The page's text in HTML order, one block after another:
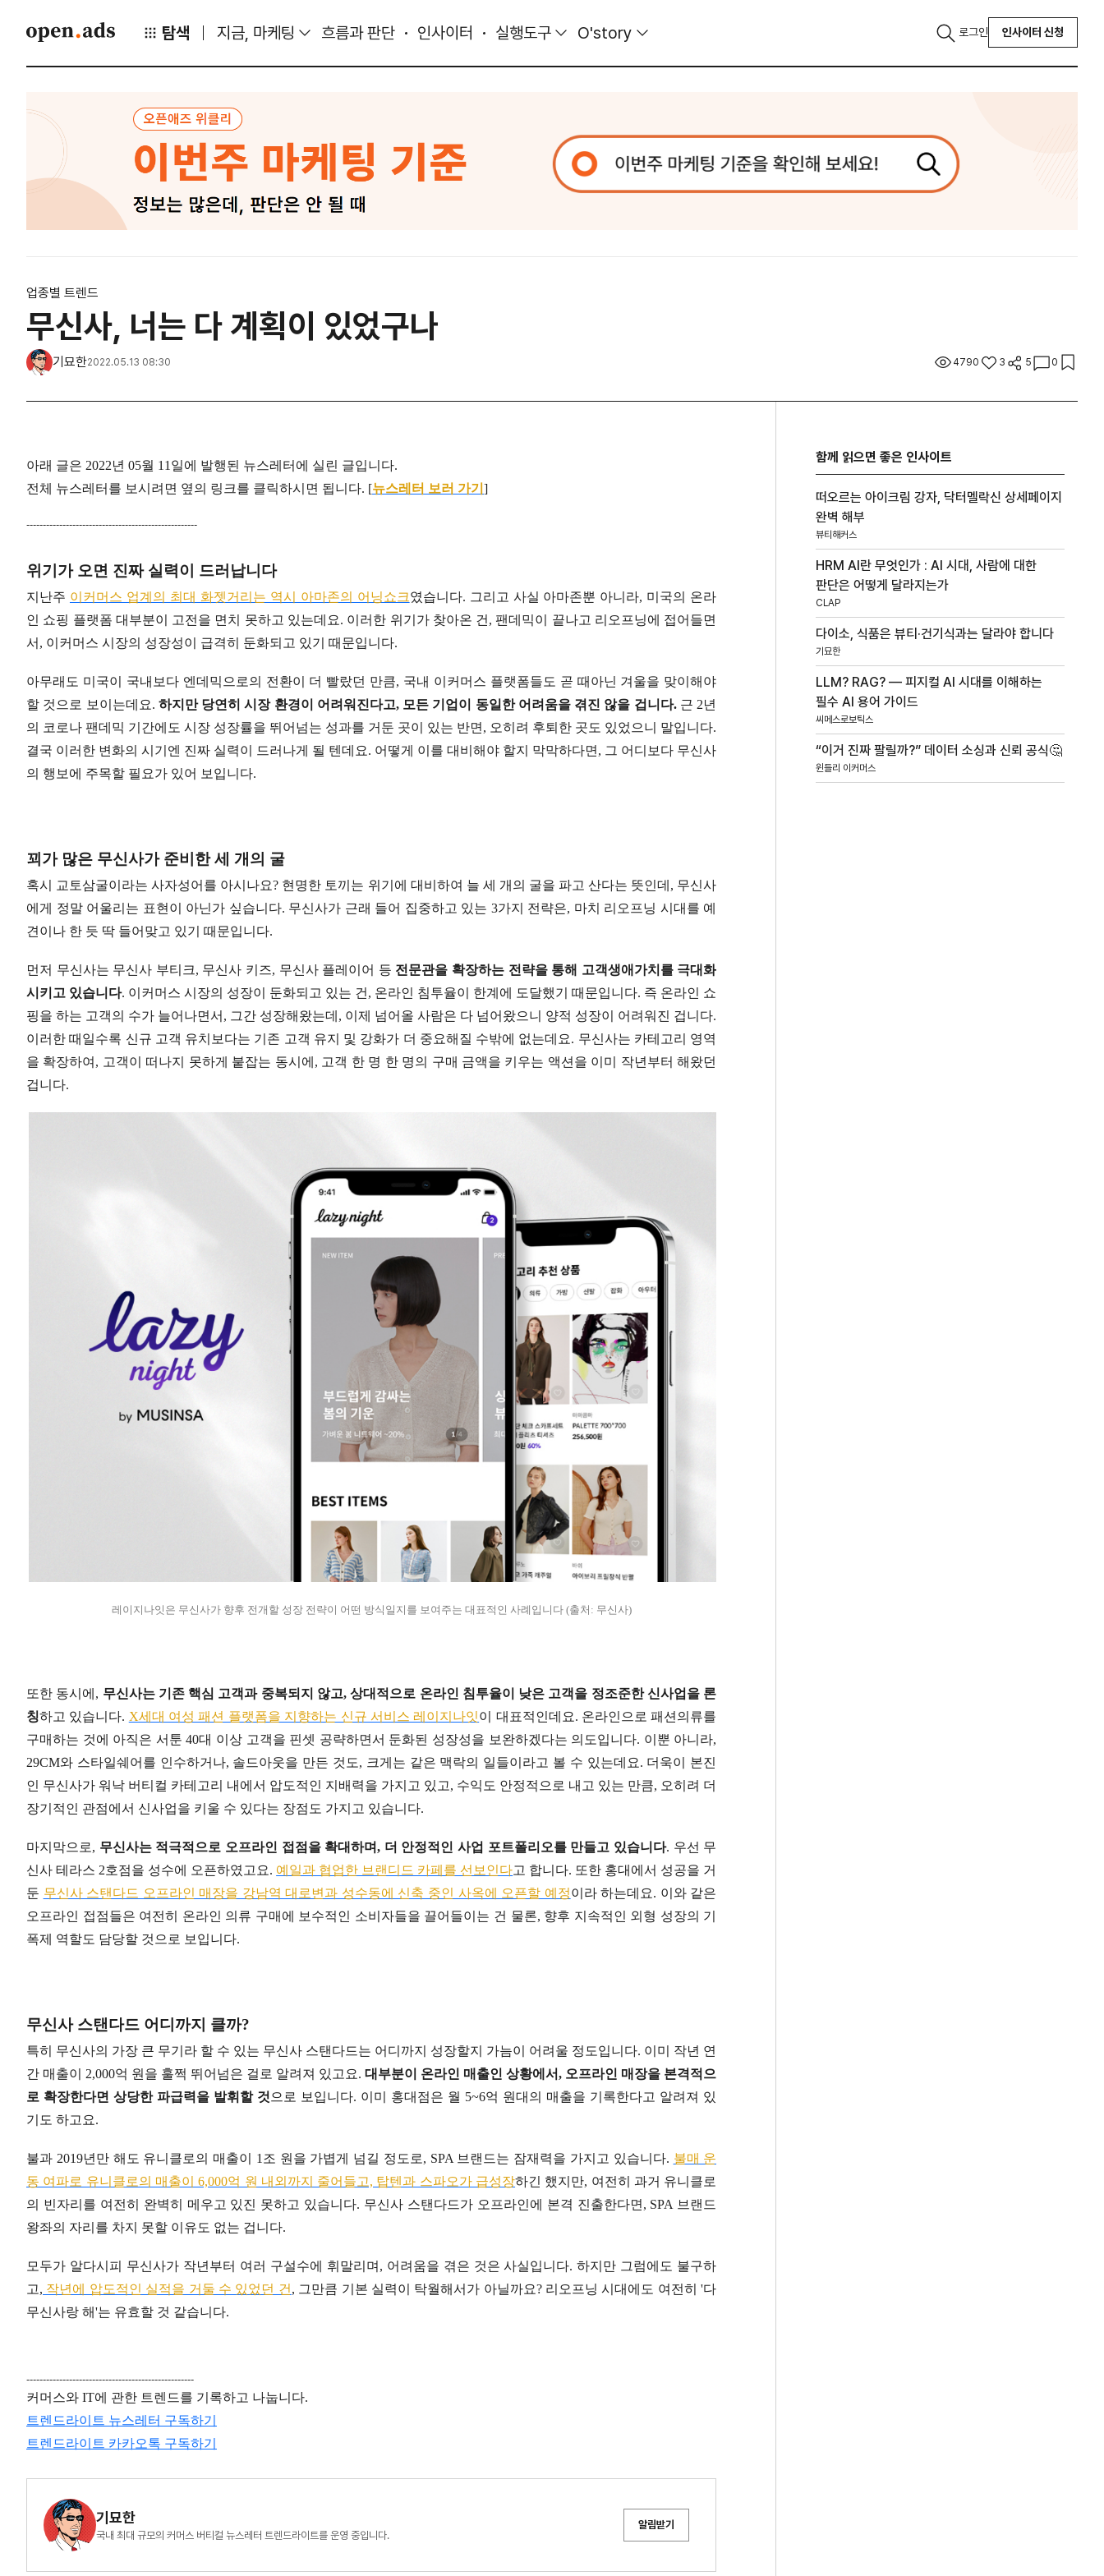
탐색 지금, 마케팅 흐름과 판단 인사이터 실행도구 O'story 로그인 인사이터 신청
업종별 트렌드
무신사, 너는 다 계획이 있었구나
기묘한2022.05.13 08:30 4790 3 5 0
아래 글은 2022년 05월 11일에 발행된 뉴스레터에 실린 글입니다.
전체 뉴스레터를 보시려면 옆의 링크를 클릭하시면 됩니다. [뉴스레터 보러 가기 ]
----------------------------------------------------
위기가 오면 진짜 실력이 드러납니다
지난주 이커머스 업계의 최대 화젯거리는 역시 아마존의 어닝쇼크였습니다. 그리고 사실 아마존뿐 아니라, 미국의 온라
인 쇼핑 플랫폼 대부분이 고전을 면치 못하고 있는데요. 이러한 위기가 찾아온 건, 팬데믹이 끝나고 리오프닝에 접어들면
서, 이커머스 시장의 성장성이 급격히 둔화되고 있기 때문입니다.
아무래도 미국이 국내보다 엔데믹으로의 전환이 더 빨랐던 만큼, 국내 이커머스 플랫폼들도 곧 때아닌 겨울을 맞이해야
할 것으로 보이는데요. 하지만 당연히 시장 환경이 어려워진다고, 모든 기업이 동일한 어려움을 겪진 않을 겁니다.근 2년
의 코로나 팬데믹 기간에도 시장 성장률을 뛰어넘는 성과를 거둔 곳이 있는 반면, 오히려 후퇴한 곳도 있었으니 말입니다.
결국 이러한 변화의 시기엔 진짜 실력이 드러나게 될 텐데요. 어떻게 이를 대비해야 할지 막막하다면, 그 어디보다 무신사
의 행보에 주목할 필요가 있어 보입니다.
꾀가 많은 무신사가 준비한 세 개의 굴
혹시 교토삼굴이라는 사자성어를 아시나요? 현명한 토끼는 위기에 대비하여 늘 세 개의 굴을 파고 산다는 뜻인데, 무신사
에게 정말 어울리는 표현이 아닌가 싶습니다. 무신사가 근래 들어 집중하고 있는 3가지 전략은, 마치 리오프닝 시대를 예
견이나 한 듯 딱 들어맞고 있기 때문입니다.
먼저 무신사는 무신사 부티크, 무신사 키즈, 무신사 플레이어 등 전문관을 확장하는 전략을 통해 고객생애가치를 극대화
시키고 있습니다. 이커머스 시장의 성장이 둔화되고 있는 건, 온라인 침투율이 한계에 도달했기 때문입니다. 즉 온라인 쇼
핑을 하는 고객의 수가 늘어나면서, 그간 성장해왔는데, 이제 넘어올 사람은 다 넘어왔으니 양적 성장이 어려워진 겁니다.
이러한 때일수록 신규 고객 유치보다는 기존 고객 유지 및 강화가 더 중요해질 수밖에 없는데요. 무신사는 카테고리 영역
을 확장하여, 고객이 떠나지 못하게 붙잡는 동시에, 고객 한 명 한 명의 구매 금액을 키우는 액션을 이미 작년부터 해왔던
겁니다.
레이지나잇은 무신사가 향후 전개할 성장 전략이 어떤 방식일지를 보여주는 대표적인 사례입니다 (출처: 무신사)
또한 동시에, 무신사는 기존 핵심 고객과 중복되지 않고, 상대적으로 온라인 침투율이 낮은 고객을 정조준한 신사업을 론
칭하고 있습니다. X세대 여성 패션 플랫폼을 지향하는 신규 서비스 레이지나잇이 대표적인데요. 온라인으로 패션의류를
구매하는 것에 아직은 서툰 40대 이상 고객을 핀셋 공략하면서 둔화된 성장성을 보완하겠다는 의도입니다. 이뿐 아니라,
29CM와 스타일쉐어를 인수하거나, 솔드아웃을 만든 것도, 크게는 같은 맥락의 일들이라고 볼 수 있는데요. 더욱이 본진
인 무신사가 워낙 버티컬 카테고리 내에서 압도적인 지배력을 가지고 있고, 수익도 안정적으로 내고 있는 만큼, 오히려 더
장기적인 관점에서 신사업을 키울 수 있다는 장점도 가지고 있습니다.
마지막으로, 무신사는 적극적으로 오프라인 접점을 확대하며, 더 안정적인 사업 포트폴리오를 만들고 있습니다. 우선 무
신사 테라스 2호점을 성수에 오픈하였고요. 예일과 협업한 브랜디드 카페를 선보인다고 합니다. 또한 홍대에서 성공을 거
둔 무신사 스탠다드 오프라인 매장을 강남역 대로변과 성수동에 신축 중인 사옥에 오픈할 예정이라 하는데요. 이와 같은
오프라인 접점들은 여전히 온라인 의류 구매에 보수적인 소비자들을 끌어들이는 건 물론, 향후 지속적인 외형 성장의 기
폭제 역할도 담당할 것으로 보입니다.
무신사 스탠다드 어디까지 클까?
특히 무신사의 가장 큰 무기라 할 수 있는 무신사 스탠다드는 어디까지 성장할지 가늠이 어려울 정도입니다. 이미 작년 연
간 매출이 2,000억 원을 훌쩍 뛰어넘은 걸로 알려져 있고요.대부분이 온라인 매출인 상황에서, 오프라인 매장을 본격적으
로 확장한다면 상당한 파급력을 발휘할 것으로 보입니다. 이미 홍대점은 월 5~6억 원대의 매출을 기록한다고 알려져 있
기도 하고요.
불과 2019년만 해도 유니클로의 매출이 1조 원을 가볍게 넘길 정도로, SPA 브랜드는 잠재력을 가지고 있습니다. 불매 운
동 여파로 유니클로의 매출이 6,000억 원 내외까지 줄어들고, 탑텐과 스파오가 급성장하긴 했지만, 여전히 과거 유니클로
의 빈자리를 여전히 완벽히 메우고 있진 못하고 있습니다. 무신사 스탠다드가 오프라인에 본격 진출한다면, SPA 브랜드
왕좌의 자리를 차지 못할 이유도 없는 겁니다.
모두가 알다시피 무신사가 작년부터 여러 구설수에 휘말리며, 어려움을 겪은 것은 사실입니다. 하지만 그럼에도 불구하
고, 작년에 압도적인 실적을 거둘 수 있었던 건 , 그만큼 기본 실력이 탁월해서가 아닐까요? 리오프닝 시대에도 여전히 '다
무신사랑 해'는 유효할 것 같습니다.
---------------------------------------------------
커머스와 IT에 관한 트렌드를 기록하고 나눕니다.
트렌드라이트 뉴스레터 구독하기
트렌드라이트 카카오톡 구독하기
기묘한
국내 최대 규모의 커머스 버티컬 뉴스레터 트렌드라이트를 운영 중입니다.
알림받기
함께 읽으면 좋은 인사이트
떠오르는 아이크림 강자, 닥터멜락신 상세페이지
완벽 해부
뷰티해커스
HRM AI란 무엇인가 : AI 시대, 사람에 대한
판단은 어떻게 달라지는가
CLAP
다이소, 식품은 뷰티·건기식과는 달라야 합니다
기묘한
LLM? RAG? — 피지컬 AI 시대를 이해하는
필수 AI 용어 가이드
씨메스로보틱스
“이거 진짜 팔릴까?” 데이터 소싱과 신뢰 공식🤔
윈들리 이커머스